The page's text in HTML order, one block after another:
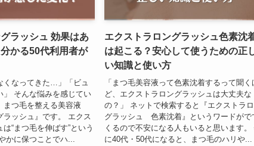
ラッシュ 効果はあ
かる50代利用者が
くなってきた…」「ビュ
」 そんな悩みを感じてい
まつ毛を整える美容液
ラッシュ』です。 エクス
“まつ毛を伸ばす”という
かに保つことでハ...
エクストラロングラッシュ色素沈
は起こる？安心して使うための正
い知識と使い方
「まつ毛美容液って色素沈着するって聞く
ど、エクストラロングラッシュは大丈夫な
の？」 ネットで検索すると『エクストラ
グラッシュ 色素沈着』というワードがで
くるので不安になる人もいると思います。
に40代・50代になると、まつ毛のハリや...